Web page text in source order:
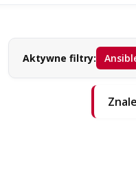
Aktywne filtry: